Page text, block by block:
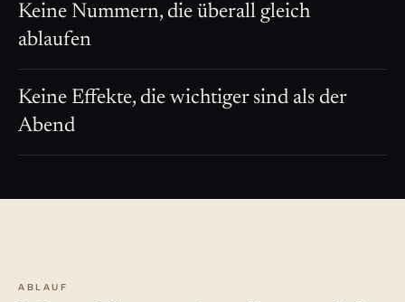
Keine Nummern, die überall gleich
ablaufen
Keine Effekte, die wichtiger sind als der
Abend
ABLAUF